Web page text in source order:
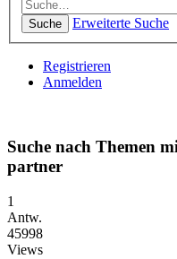
Suche Erweiterte Suche
Registrieren
Anmelden
Suche nach Themen
partner
1
Antw.
45998
Views